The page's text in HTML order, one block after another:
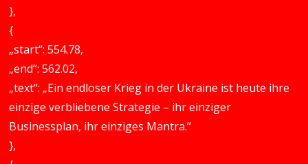
},
{
„start“: 554.78,
„end“: 562.02,
„text“: „Ein endloser Krieg in der Ukraine ist heute ihre
einzige verbliebene Strategie – ihr einziger
Businessplan, ihr einziges Mantra.“
},